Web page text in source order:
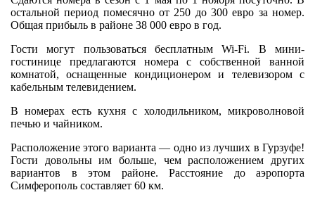
остальной период помесячно от 250 до 300 евро за номер.
Общая прибыль в районе 38 000 евро в год.
Гости могут пользоваться бесплатным Wi-Fi. В мини-
гостинице предлагаются номера с собственной ванной
комнатой, оснащенные кондиционером и телевизором с
кабельным телевидением.
В номерах есть кухня с холодильником, микроволновой
печью и чайником.
Расположение этого варианта — одно из лучших в Гурзуфе!
Гости довольны им больше, чем расположением других
вариантов в этом районе. Расстояние до аэропорта
Симферополь составляет 60 км.